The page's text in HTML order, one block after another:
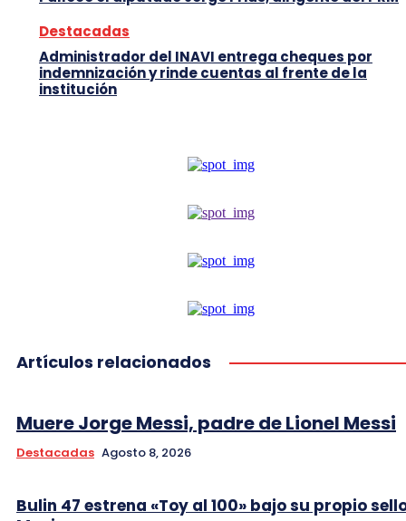
Destacadas
Administrador del INAVI entrega cheques por
indemnización y rinde cuentas al frente de la
institución
Artículos relacionados
Muere Jorge Messi, padre de Lionel Messi
Destacadas Agosto 8, 2026
Bulin 47 estrena «Toy al 100» bajo su propio